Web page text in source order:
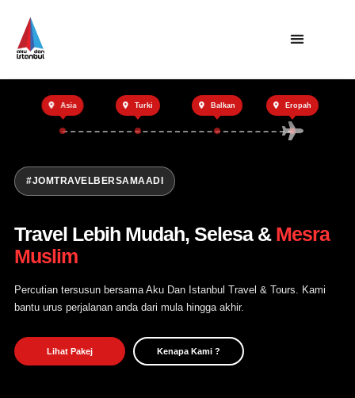
Utama
Private Trip
Open Trip
Tentang Kami
Hubungi Kami
Asia Turki Balkan Eropah
#JOMTRAVELBERSAMAADI
Travel Lebih Mudah, Selesa & Mesra
Muslim
Percutian tersusun bersama Aku Dan Istanbul Travel & Tours. Kami
bantu urus perjalanan anda dari mula hingga akhir.
Lihat Pakej Kenapa Kami ?